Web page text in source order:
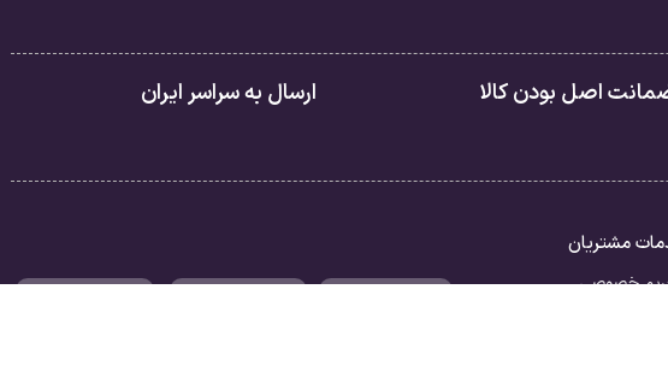
اصل بودن کالا ارسال به سراسر ایران
مشتریان
خصوصی